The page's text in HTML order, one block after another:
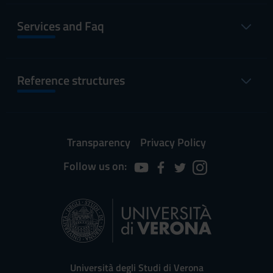
Services and Faq
Reference structures
Transparency
Privacy Policy
Follow us on:
Università degli Studi di Verona